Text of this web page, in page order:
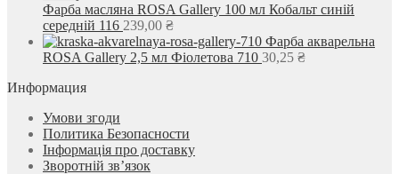
Фарба масляна ROSA Gallery 100 мл Кобальт синій
середній 116 239,00 ₴
Фарба акварельна
ROSA Gallery 2,5 мл Фіолетова 710 30,25 ₴
Информация
Умови згоди
Политика Безопасности
Інформація про доставку
Зворотній зв’язок